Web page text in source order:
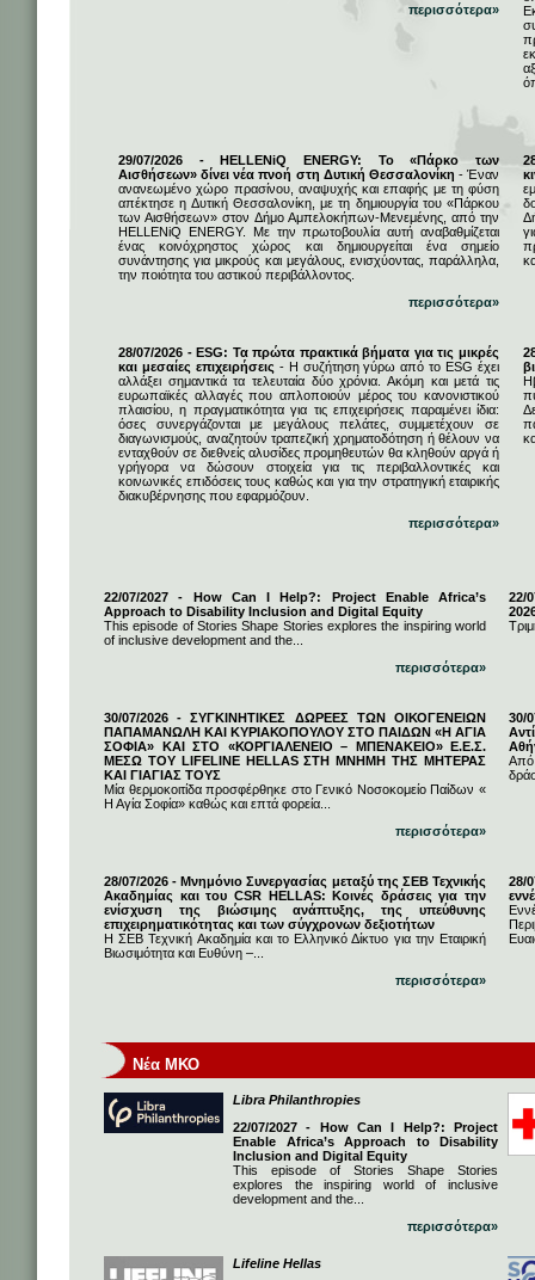
περισσότερα»
29/07/2026 - HELLENiQ ENERGY: Το «Πάρκο των
Αισθήσεων» δίνει νέα πνοή στη Δυτική Θεσσαλονίκη - Έναν
ανανεωμένο χώρο πρασίνου, αναψυχής και επαφής με τη φύση
απέκτησε η Δυτική Θεσσαλονίκη, με τη δημιουργία του «Πάρκου
των Αισθήσεων» στον Δήμο Αμπελοκήπων-Μενεμένης, από την
HELLENiQ ENERGY. Με την πρωτοβουλία αυτή αναβαθμίζεται
ένας κοινόχρηστος χώρος και δημιουργείται ένα σημείο
συνάντησης για μικρούς και μεγάλους, ενισχύοντας, παράλληλα,
την ποιότητα του αστικού περιβάλλοντος.
περισσότερα»
28/07/2026 - ESG: Τα πρώτα πρακτικά βήματα για τις μικρές
και μεσαίες επιχειρήσεις - Η συζήτηση γύρω από το ESG έχει
αλλάξει σημαντικά τα τελευταία δύο χρόνια. Ακόμη και μετά τις
ευρωπαϊκές αλλαγές που απλοποιούν μέρος του κανονιστικού
πλαισίου, η πραγματικότητα για τις επιχειρήσεις παραμένει ίδια:
όσες συνεργάζονται με μεγάλους πελάτες, συμμετέχουν σε
διαγωνισμούς, αναζητούν τραπεζική χρηματοδότηση ή θέλουν να
ενταχθούν σε διεθνείς αλυσίδες προμηθευτών θα κληθούν αργά ή
γρήγορα να δώσουν στοιχεία για τις περιβαλλοντικές και
κοινωνικές επιδόσεις τους καθώς και για την στρατηγική εταιρικής
διακυβέρνησης που εφαρμόζουν.
περισσότερα»
22/07/2027 - How Can I Help?: Project Enable Africa’s
Approach to Disability Inclusion and Digital Equity
This episode of Stories Shape Stories explores the inspiring world
of inclusive development and the...
περισσότερα»
22/
30/07/2026 - ΣΥΓΚΙΝΗΤΙΚΕΣ ΔΩΡΕΕΣ ΤΩΝ ΟΙΚΟΓΕΝΕΙΩΝ
ΠΑΠΑΜΑΝΩΛΗ ΚΑΙ ΚΥΡΙΑΚΟΠΟΥΛΟΥ ΣΤΟ ΠΑΙΔΩΝ «Η ΑΓΙΑ
ΣΟΦΙΑ» ΚΑΙ ΣΤΟ «ΚΟΡΓΙΑΛΕΝΕΙΟ – ΜΠΕΝΑΚΕΙΟ» Ε.Ε.Σ.
ΜΕΣΩ ΤΟΥ LIFELINE HELLAS ΣΤΗ ΜΝΗΜΗ ΤΗΣ ΜΗΤΕΡΑΣ
ΚΑΙ ΓΙΑΓΙΑΣ ΤΟΥΣ
Μία θερμοκοιτίδα προσφέρθηκε στο Γενικό Νοσοκομείο Παίδων «
Η Αγία Σοφία» καθώς και επτά φορεία...
περισσότερα»
30/
Από
28/07/2026 - Μνημόνιο Συνεργασίας μεταξύ της ΣΕΒ Τεχνικής
Ακαδημίας και του CSR HELLAS: Κοινές δράσεις για την
ενίσχυση της βιώσιμης ανάπτυξης, της υπεύθυνης
επιχειρηματικότητας και των σύγχρονων δεξιοτήτων
Η ΣΕΒ Τεχνική Ακαδημία και το Ελληνικό Δίκτυο για την Εταιρική
Βιωσιμότητα και Ευθύνη –...
περισσότερα»
28/
Νέα ΜΚΟ
Libra Philanthropies
22/07/2027 - How Can I Help?: Project
Enable Africa’s Approach to Disability
Inclusion and Digital Equity
This episode of Stories Shape Stories
explores the inspiring world of inclusive
development and the...
περισσότερα»
Lifeline Hellas